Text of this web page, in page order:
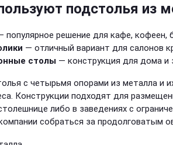
подстолья из
популярное решение для кафе, кофеен,
— отличный вариант для салонов
столы — конструкция для дома и
с четырьмя опорами из металла и
Конструкции подходят для
либо в заведениях с
собраться за продолговатым